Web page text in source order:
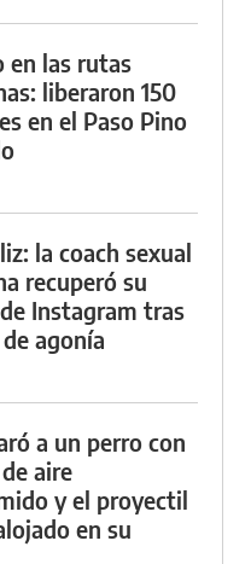
en las rutas
liberaron 150
en el Paso Pino
la coach sexual
recuperó su
Instagram tras
agonía
a un perro con
aire
y el proyectil
en su